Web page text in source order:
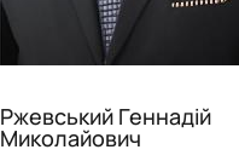
Ржевський Геннадій
Миколайович